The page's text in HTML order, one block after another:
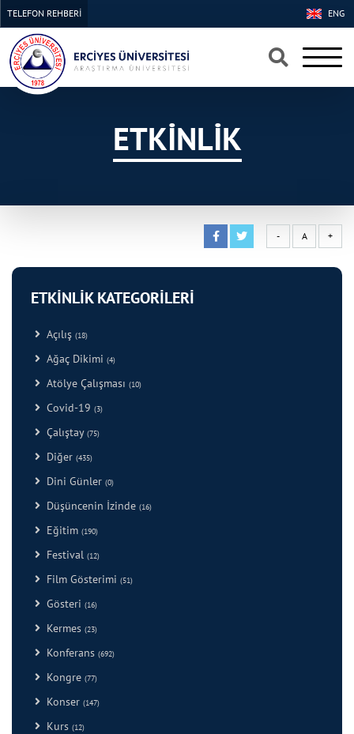
×
×
ENG
TELEFON REHBERİ
ETKİNLİK
- A +
ETKİNLİK KATEGORİLERİ
Açılış (18)
Ağaç Dikimi (4)
Atölye Çalışması (10)
Covid-19 (3)
Çalıştay (75)
Diğer (435)
Dini Günler (0)
Düşüncenin İzinde (16)
Eğitim (190)
Festival (12)
Film Gösterimi (51)
Gösteri (16)
Kermes (23)
Konferans (692)
Kongre (77)
Konser (147)
Kurs (12)